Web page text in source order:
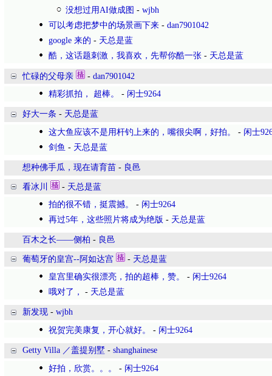
没想过用AI做成图 - wjbh
可以考虑把梦中的场景画下来 - dan7901042
google 来的 - 天总是蓝
酷，这话题刺激，我喜欢，先帮你酷一张 - 天总是蓝
忙碌的父母亲 - dan7901042
精彩抓拍， 超棒。
- 闲士9264
好大一条 - 天总是蓝
这大鱼应该不是用杆钓上来的，嘴很尖啊，好拍。
- 闲士
剑鱼 - 天总是蓝
想种佛手瓜，现在请育苗 - 良邑
看冰川 - 天总是蓝
拍的很不错，挺震撼。
- 闲士9264
再过5年，这些照片将成为绝版 - 天总是蓝
百木之长——侧柏 - 良邑
葡萄牙的皇宫--阿如达宫 - 天总是蓝
皇宫里确实很漂亮，拍的超棒，赞。
- 闲士9264
哦对了，
- 天总是蓝
新发现 - wjbh
祝贺完美康复，开心就好。
- 闲士9264
Getty Villa ／盖提别墅 - shanghainese
好拍，欣赏。。。
- 闲士9264